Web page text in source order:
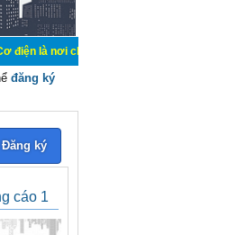
chia sẽ kiến thức kinh nghiệm trong lãnh
đăng ký
ký
cáo 1